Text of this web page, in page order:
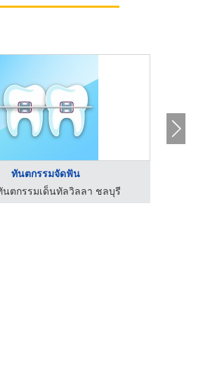
ทันตกรรมจัดฟัน
ตกรรมเด็นทัลวิลลา ชลบุรี